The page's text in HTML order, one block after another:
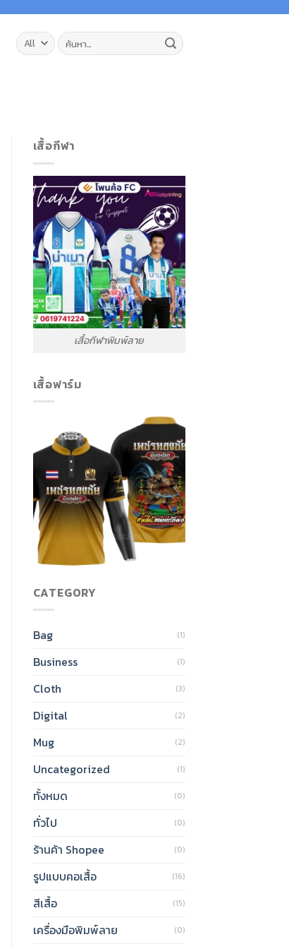
ค้นหา:
เสื้อกีฬา
เสื้อกีฬาพิมพ์ลาย
เสื้อฟาร์ม
CATEGORY
Bag (1)
Business (1)
Cloth (3)
Digital (2)
Mug (2)
Uncategorized (1)
ทั้งหมด (0)
ทั่วไป (0)
ร้านค้า Shopee (0)
รูปแบบคอเสื้อ (16)
สีเสื้อ (15)
เครื่องมือพิมพ์ลาย (0)